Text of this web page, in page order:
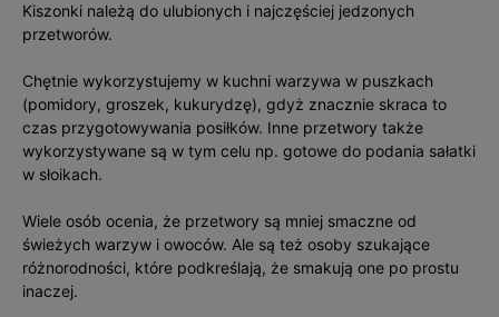
Kiszonki należą do ulubionych i najczęściej jedzonych
przetworów.
Chętnie wykorzystujemy w kuchni warzywa w puszkach
(pomidory, groszek, kukurydzę), gdyż znacznie skraca to
czas przygotowywania posiłków. Inne przetwory także
wykorzystywane są w tym celu np. gotowe do podania sałatki
w słoikach.
Wiele osób ocenia, że przetwory są mniej smaczne od
świeżych warzyw i owoców. Ale są też osoby szukające
różnorodności, które podkreślają, że smakują one po prostu
inaczej.